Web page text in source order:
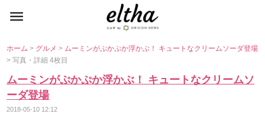
ホーム> グルメ>ムーミンがぷかぷか浮かぶ！ キュートなクリームソーダ登場
> 写真・詳細 4枚目
ムーミンがぷかぷか浮かぶ！ キュートなクリームソ
ーダ登場
2018-05-10 12:12